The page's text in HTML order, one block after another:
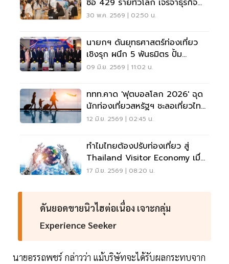
ซื้อ 429 รายทั่วโลก เจรจาธุรกิจ
ท่องเที่ยวในไทย
30 พ.ค. 2569 | 02:50 น.
นายกฯ ดันยุทธศาสตร์ท่องเที่ยว
เชิงรุก ผนึก 5 พันธมิตร ปั้ม
เวียดนามเที่ยวไทย 1 ล้านคน
09 มิ.ย. 2569 | 11:02 น.
ททท.คาด 'ฟุตบอลโลก 2026' ฉุด
นักท่องเที่ยวสหรัฐฯ ชะลอเที่ยวไทย
ช่วงสั้น ไม่ถึง 10%
12 มิ.ย. 2569 | 02:45 น.
ทำไมไทยต้องปรับท่องเที่ยว สู่
Thailand Visitor Economy เมื่อ
โลกแข่งกันด้วย AI
17 มิ.ย. 2569 | 08:20 น.
ดันยอดขายนิวไฮต่อเนื่อง เจาะกลุ่ม
Experience Seeker
นายอรรถพชร์ กล่าวว่า แม้บริษัทจะได้รับผลกระทบจาก